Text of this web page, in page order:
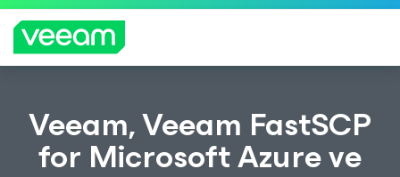
CrowdStrike'ın içerik güncellemesinden etkilenen
müşteriler için Veeam'in rehberliği
DAH
Veeam, Veeam FastSCP
for Microsoft Azure ve